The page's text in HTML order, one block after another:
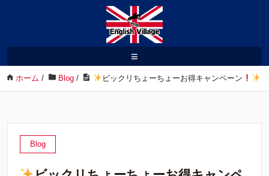
≡
ホーム / Blog / ビックリちょーちょーお得キャンペーン
Blog